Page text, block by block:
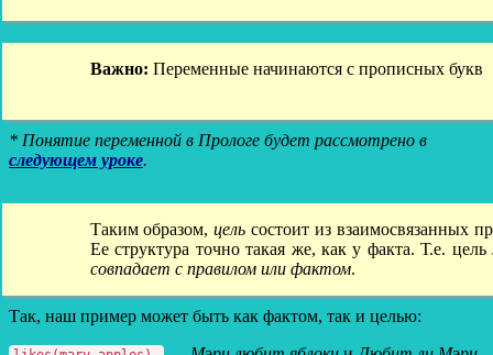
Важно: Переменные начинаются с прописных букв
* Понятие переменной в Прологе будет рассмотрено в
следующем уроке.
Таким образом, цель состоит из взаимосвязанных
Ее структура точно такая же, как у факта. Т.е. цель
совпадает с правилом или фактом.
Так, наш пример может быть как фактом, так и целью: